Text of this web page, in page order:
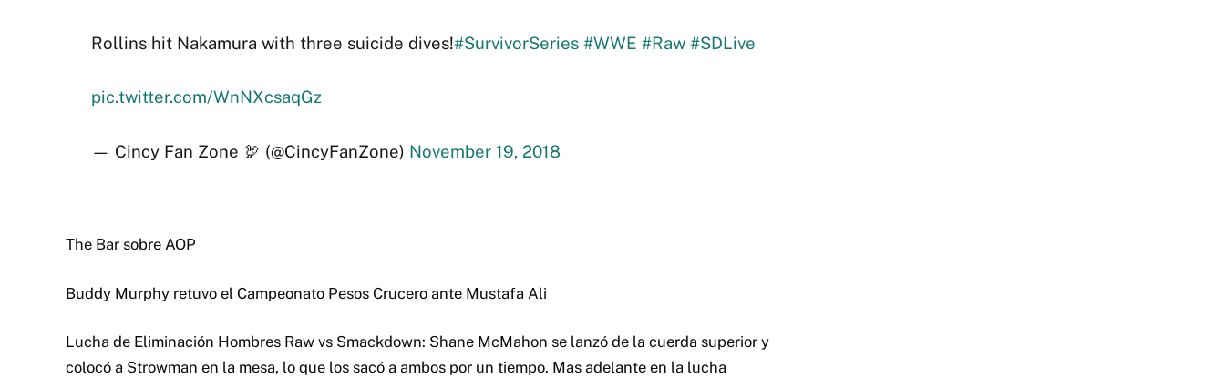
Rollins hit Nakamura with three suicide dives!#SurvivorSeries #WWE #Raw #SDLive
pic.twitter.com/WnNXcsaqGz
— Cincy Fan Zone 🦃 (@CincyFanZone) November 19, 2018
The Bar sobre AOP
Buddy Murphy retuvo el Campeonato Pesos Crucero ante Mustafa Ali
Lucha de Eliminación Hombres Raw vs Smackdown: Shane McMahon se lanzó de la cuerda superior y
colocó a Strowman en la mesa, lo que los sacó a ambos por un tiempo. Mas adelante en la lucha